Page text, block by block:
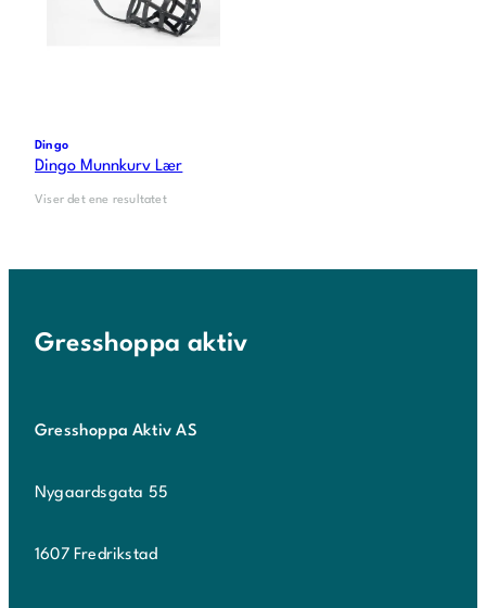
Dingo
Dingo Munnkurv Lær
Viser det ene resultatet
Gresshoppa aktiv
Gresshoppa Aktiv AS
Nygaardsgata 55
1607 Fredrikstad